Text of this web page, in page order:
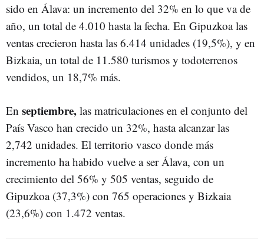
sido en Álava: un incremento del 32% en lo que va de
año, un total de 4.010 hasta la fecha. En Gipuzkoa las
ventas crecieron hasta las 6.414 unidades (19,5%), y en
Bizkaia, un total de 11.580 turismos y todoterrenos
vendidos, un 18,7% más.
En septiembre, las matriculaciones en el conjunto del
País Vasco han crecido un 32%, hasta alcanzar las
2,742 unidades. El territorio vasco donde más
incremento ha habido vuelve a ser Álava, con un
crecimiento del 56% y 505 ventas, seguido de
Gipuzkoa (37,3%) con 765 operaciones y Bizkaia
(23,6%) con 1.472 ventas.